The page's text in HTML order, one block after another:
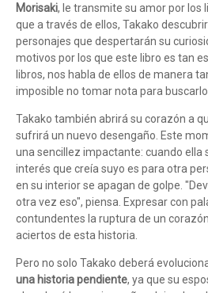
Morisaki, le transmite su amor por los
que a través de ellos, Takako
personajes que despertarán su
motivos por los que este libro es tan
libros, nos habla de ellos de manera
imposible no tomar nota para
Takako también abrirá su corazón a
sufrirá un nuevo desengaño. Este
una sencillez impactante: cuando ella
interés que creía suyo es para otra
en su interior se apagan de golpe.
otra vez eso", piensa. Expresar con
contundentes la ruptura de un
aciertos de esta historia.
Pero no solo Takako deberá
una historia pendiente, ya que su